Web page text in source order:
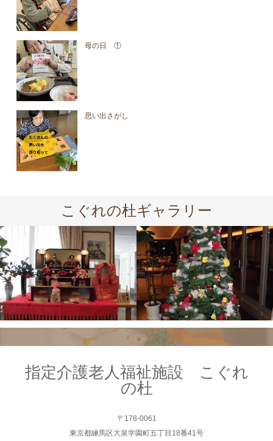
母の日 ①
思い出さがし
こぐれの杜ギャラリー
指定介護老人福祉施設 こぐれ
の杜
〒178-0061
東京都練馬区大泉学園町五丁目18番41号